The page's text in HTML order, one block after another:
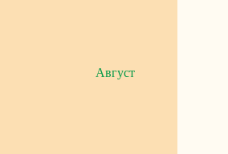
Август